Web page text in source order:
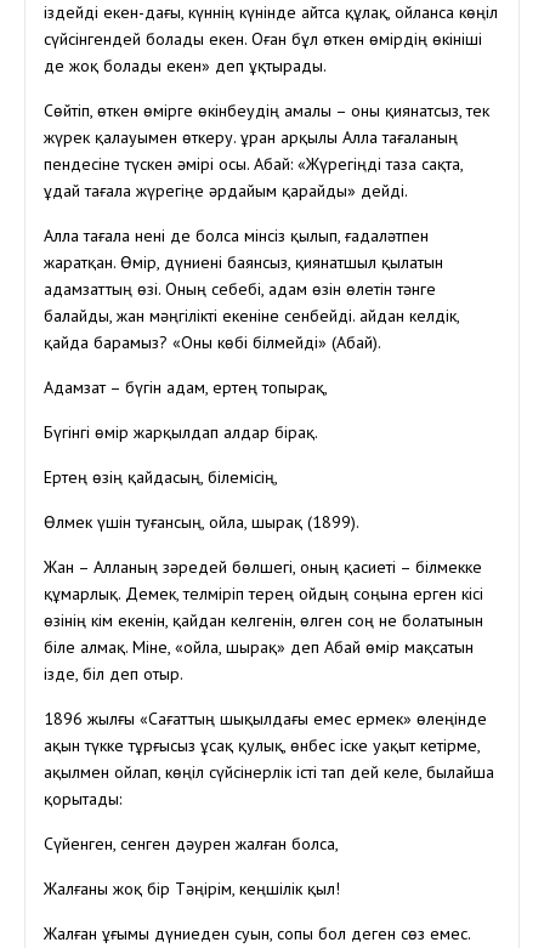
іздейді екен-дағы, күннің күнінде айтса құлақ, ойланса көңіл
сүйсінгендей болады екен. Оған бұл өткен өмірдің өкініші
де жоқ болады екен» деп ұқтырады.
Сөйтіп, өткен өмірге өкінбеудің амалы – оны қиянатсыз, тек
жүрек қалауымен өткеру. Құран арқылы Алла тағаланың
пендесіне түскен әмірі осы. Абай: «Жүрегіңді таза сақта,
Құдай тағала жүрегіңе әрдайым қарайды» дейді.
Алла тағала нені де болса мінсіз қылып, ғадаләтпен
жаратқан. Өмір, дүниені баянсыз, қиянатшыл қылатын
адамзаттың өзі. Оның себебі, адам өзін өлетін тәнге
балайды, жан мәңгілікті екеніне сенбейді. Қайдан келдік,
қайда барамыз? «Оны көбі білмейді» (Абай).
Адамзат – бүгін адам, ертең топырақ,
Бүгінгі өмір жарқылдап алдар бірақ.
Ертең өзің қайдасың, білемісің,
Өлмек үшін туғансың, ойла, шырақ (1899).
Жан – Алланың зәредей бөлшегі, оның қасиеті – білмекке
құмарлық. Демек, телміріп терең ойдың соңына ерген кісі
өзінің кім екенін, қайдан келгенін, өлген соң не болатынын
біле алмақ. Міне, «ойла, шырақ» деп Абай өмір мақсатын
ізде, біл деп отыр.
1896 жылғы «Сағаттың шықылдағы емес ермек» өлеңінде
ақын түкке тұрғысыз ұсақ қулық, өнбес іске уақыт кетірме,
ақылмен ойлап, көңіл сүйсінерлік істі тап дей келе, былайша
қорытады:
Сүйенген, сенген дәурен жалған болса,
Жалғаны жоқ бір Тәңірім, кеңшілік қыл!
Жалған ұғымы дүниеден суын, сопы бол деген сөз емес.